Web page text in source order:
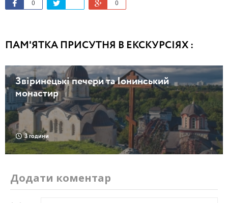
0 0
ПАМ'ЯТКА ПРИСУТНЯ В ЕКСКУРСІЯХ :
Звіринецькі печери та Іонинський
монастир
3 години
Додати коментар